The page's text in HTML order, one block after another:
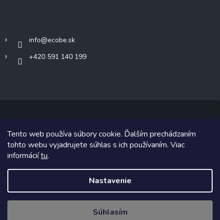
Tento web používa súbory cookie. Ďalším prechádzaním
tohto webu vyjadrujete súhlas s ich používaním. Viac
informáciítu.
Nastavenie
Súhlasím
info@ecobe.sk
+420 591 140 199
Copyright 2026Ecobe.sk. Všetky práva vyhradené.
Grafický návrh vytvoril a na Shoptet implementoval
Shoptetak.cz.
Vytvoril Shoptet